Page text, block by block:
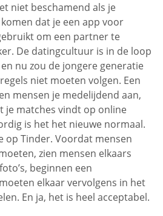
niet beschamend als je
dat je een app voor
om een partner te
De datingcultuur is in de loop
nu zou de jongere generatie
niet moeten volgen. Een
mensen je medelijdend aan,
je matches vindt op online
is het het nieuwe normaal.
op Tinder. Voordat mensen
zien mensen elkaars
beginnen een
elkaar vervolgens in het
En ja, het is heel acceptabel.